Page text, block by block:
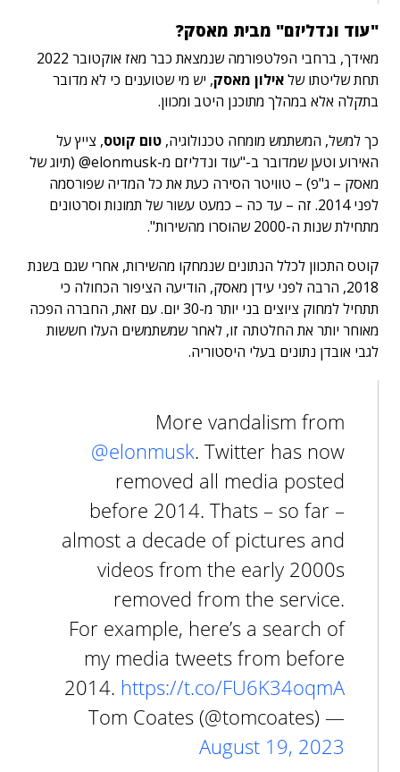
"עוד ונדליזם" מבית מאסק?
מאידך, ברחבי הפלטפורמה שנמצאת כבר מאז אוקטובר 2022
תחת שליטתו שלאילון מאסק, יש מי שטוענים כי לא מדובר
בתקלה אלא במהלך מתוכנן היטב ומכוון.
כך למשל, המשתמש מומחה טכנולוגיה, טום קוטס, צייץ על
האירוע וטען שמדובר ב-"עוד ונדליזם מ-elonmusk@ (תיוג של
מאסק – ג"פ) – טוויטר הסירה כעת את כל המדיה שפורסמה
לפני 2014. זה – עד כה – כמעט עשור של תמונות וסרטונים
מתחילת שנות ה-2000 שהוסרו מהשירות".
קוטס התכוון לכלל הנתונים שנמחקו מהשירות, אחרי שגם בשנת
2018, הרבה לפני עידן מאסק, הודיעה הציפור הכחולה כי
תתחיל למחוק ציוצים בני יותר מ-30 יום. עם זאת, החברה הפכה
מאוחר יותר את החלטתה זו, לאחר שמשתמשים העלו חששות
לגבי אובדן נתונים בעלי היסטוריה.
More vandalism from
@elonmusk. Twitter has now
removed all media posted
before 2014. Thats – so far –
almost a decade of pictures and
videos from the early 2000s
removed from the service.
For example, here’s a search of
my media tweets from before
2014. https://t.co/FU6K34oqmA
— Tom Coates (@tomcoates)
August 19, 2023